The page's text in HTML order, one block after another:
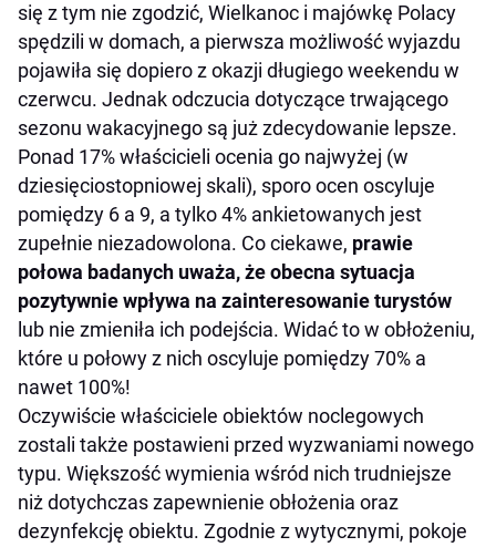
się z tym nie zgodzić, Wielkanoc i majówkę Polacy
spędzili w domach, a pierwsza możliwość wyjazdu
pojawiła się dopiero z okazji długiego weekendu w
czerwcu. Jednak odczucia dotyczące trwającego
sezonu wakacyjnego są już zdecydowanie lepsze.
Ponad 17% właścicieli ocenia go najwyżej (w
dziesięciostopniowej skali), sporo ocen oscyluje
pomiędzy 6 a 9, a tylko 4% ankietowanych jest
zupełnie niezadowolona. Co ciekawe, prawie
połowa badanych uważa, że obecna sytuacja
pozytywnie wpływa na zainteresowanie turystów
lub nie zmieniła ich podejścia. Widać to w obłożeniu,
które u połowy z nich oscyluje pomiędzy 70% a
nawet 100%!
Oczywiście właściciele obiektów noclegowych
zostali także postawieni przed wyzwaniami nowego
typu. Większość wymienia wśród nich trudniejsze
niż dotychczas zapewnienie obłożenia oraz
dezynfekcję obiektu. Zgodnie z wytycznymi, pokoje